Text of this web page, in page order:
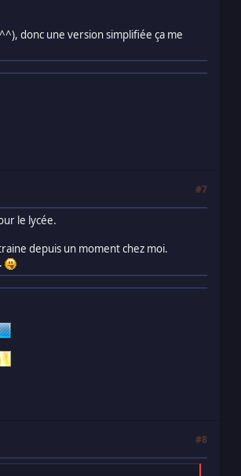
donc une version simplifiée ça me
#7
le lycée.
depuis un moment chez moi.
#8